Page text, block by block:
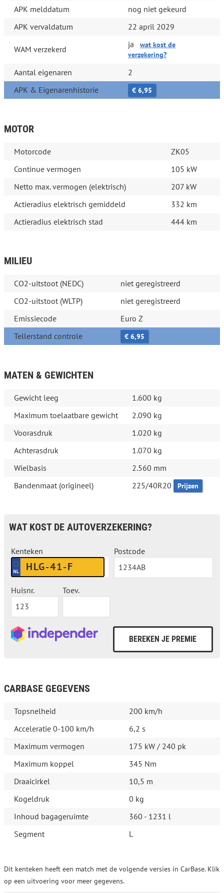
APK melddatum
nog niet gekeurd
APK vervaldatum
22 april 2029
WAM verzekerd ja
wat kost de
verzekering?
Aantal eigenaren
2
APK & Eigenarenhistorie
€ 6,95
MOTOR
Motorcode
ZK05
Continue vermogen
105 kW
Netto max. vermogen (elektrisch)
207 kW
Actieradius elektrisch gemiddeld
332 km
Actieradius elektrisch stad
444 km
MILIEU
CO2-uitstoot (NEDC)
niet geregistreerd
CO2-uitstoot (WLTP)
niet geregistreerd
Emissiecode
Euro Z
Tellerstand controle
€ 6,95
MATEN & GEWICHTEN
Gewicht leeg
1.600 kg
Maximum toelaatbare gewicht
2.090 kg
Voorasdruk
1.020 kg
Achterasdruk
1.070 kg
Wielbasis
2.560 mm
Bandenmaat (origineel)
225/40R20 Prijzen
WAT KOST DE AUTOVERZEKERING?
Kenteken Postcode
Huisnr. Toev.
CARBASE GEGEVENS
Topsnelheid
200 km/h
Acceleratie 0-100 km/h
6,2 s
Maximum vermogen
175 kW / 240 pk
Maximum koppel
345 Nm
Draaicirkel
10,5 m
Kogeldruk
0 kg
Inhoud bagageruimte
360 - 1231 l
Segment
L
Dit kenteken heeft een match met de volgende versies in CarBase. Klik
op een uitvoering voor meer gegevens.